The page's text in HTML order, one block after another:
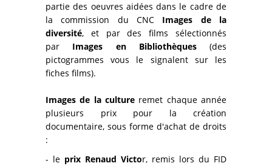
partie des oeuvres aidées dans le cadre de
la commission du CNC Images de la
diversité, et par des films sélectionnés
par Images en Bibliothèques (des
pictogrammes vous le signalent sur les
fiches films).
Images de la culture remet chaque année
plusieurs prix pour la création
documentaire, sous forme d'achat de droits
:
- le prix Renaud Victor, remis lors du FID